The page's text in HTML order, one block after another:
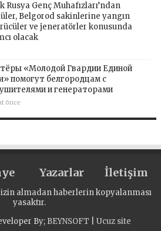
Rusya Genç Muhafızları’ndan
Belgorod sakinlerine yangın
ve jeneratörler konusunda
olacak
«Молодой Гвардии Единой
помогут белгородцам с
и генераторами
önce
Yazarlar İletişim
almadan haberlerin kopyalanması
yasaktır.
By; BEYNSOFT Ucuz site